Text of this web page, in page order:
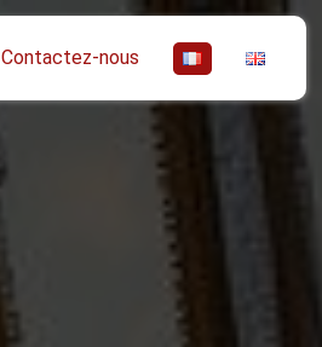
Contactez-nous